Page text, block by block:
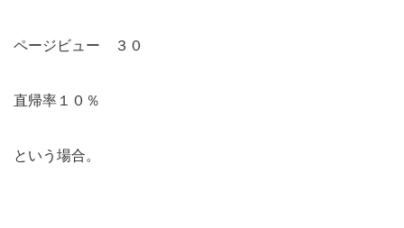
ページビュー ３０
直帰率１０％
という場合。